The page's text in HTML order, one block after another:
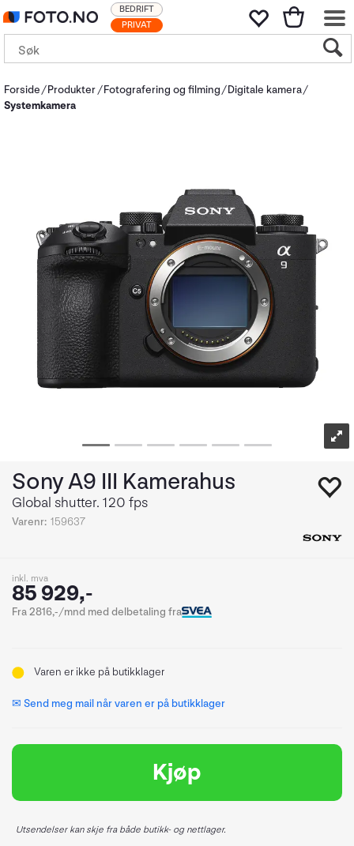
PRIVAT
BEDRIFT
Forside Produkter Fotografering og filming
Digitale kamera
Systemkamera
Sony A9 III Kamerahus
Global shutter. 120 fps
Varenr: 159637
inkl. mva
85 929,-
Fra 2816,-/mnd med delbetaling fra
Varen er ikke på butikklager
✉ Send meg mail når varen er på butikklager
Kjøp
Utsendelser kan skje fra både butikk- og nettlager.